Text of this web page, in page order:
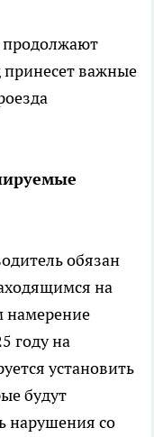
принесет важные
обязан
на
намерение
году на
установить
будут
нарушения со